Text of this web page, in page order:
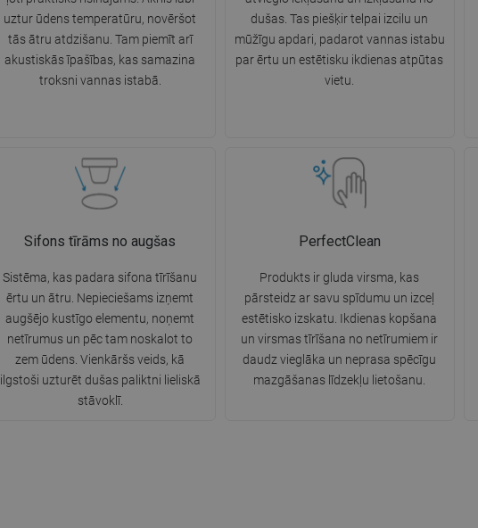
uztur ūdens temperatūru, novēršot
tās ātru atdzišanu. Tam piemīt arī
akustiskās īpašības, kas samazina
troksni vannas istabā.
dušas. Tas piešķir telpai izcilu un
mūžīgu apdari, padarot vannas istabu
par ērtu un estētisku ikdienas atpūtas
vietu.
Sifons tīrāms no augšas
Sistēma, kas padara sifona tīrīšanu
ērtu un ātru. Nepieciešams izņemt
augšējo kustīgo elementu, noņemt
netīrumus un pēc tam noskalot to
zem ūdens. Vienkāršs veids, kā
ilgstoši uzturēt dušas paliktni lieliskā
stāvoklī.
PerfectClean
Produkts ir gluda virsma, kas
pārsteidz ar savu spīdumu un izceļ
estētisko izskatu. Ikdienas kopšana
un virsmas tīrīšana no netīrumiem ir
daudz vieglāka un neprasa spēcīgu
mazgāšanas līdzekļu lietošanu.